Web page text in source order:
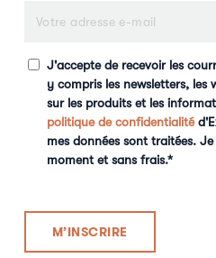
J'accepte de recevoir les
y compris les newsletters, les
sur les produits et les
politique de confidentialité
mes données sont traitées.
moment et sans frais.*